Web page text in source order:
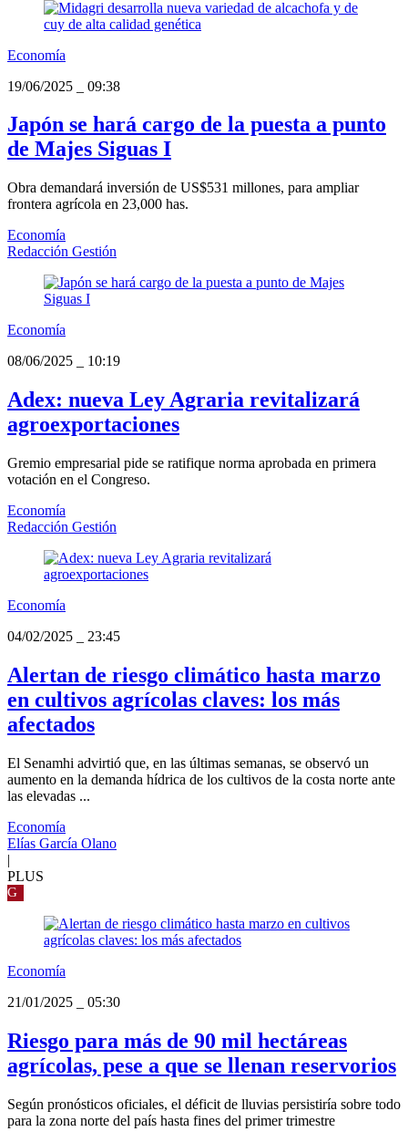
Economía
19/06/2025
09:38
Japón se hará cargo de la puesta a punto
de Majes Siguas I
Obra demandará inversión de US$531 millones, para ampliar
frontera agrícola en 23,000 has.
Economía
Redacción Gestión
Economía
08/06/2025
10:19
Adex: nueva Ley Agraria revitalizará
agroexportaciones
Gremio empresarial pide se ratifique norma aprobada en primera
votación en el Congreso.
Economía
Redacción Gestión
Economía
04/02/2025
23:45
Alertan de riesgo climático hasta marzo
en cultivos agrícolas claves: los más
afectados
El Senamhi advirtió que, en las últimas semanas, se observó un
aumento en la demanda hídrica de los cultivos de la costa norte ante
las elevadas ...
Economía
Elías García Olano
|
PLUS
G
Economía
21/01/2025
05:30
Riesgo para más de 90 mil hectáreas
agrícolas, pese a que se llenan reservorios
Según pronósticos oficiales, el déficit de lluvias persistiría sobre todo
para la zona norte del país hasta fines del primer trimestre